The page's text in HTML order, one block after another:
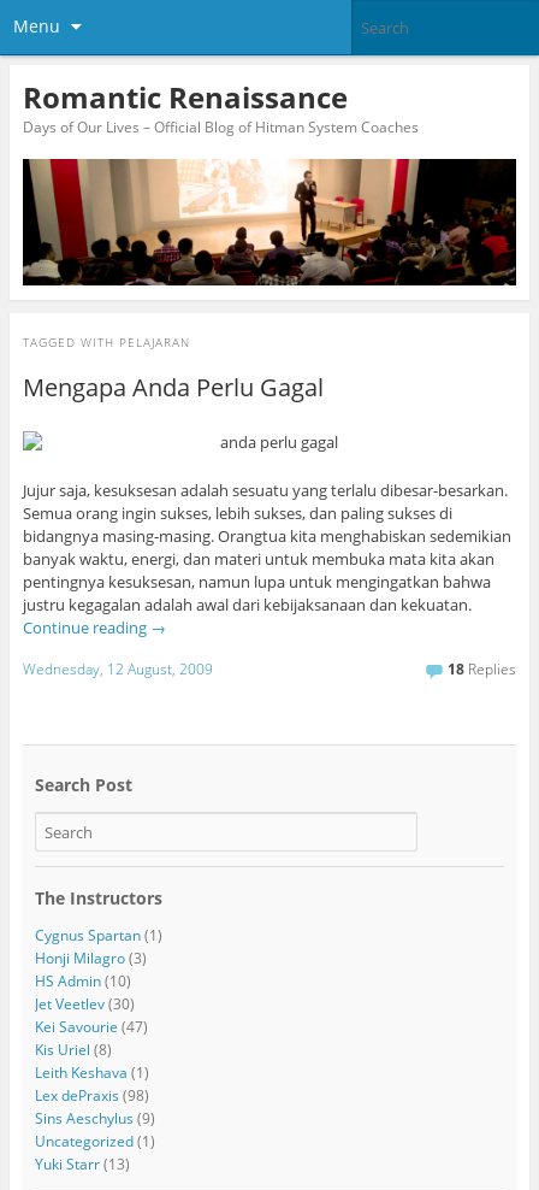
Menu
Romantic Renaissance
Days of Our Lives – Official Blog of Hitman System Coaches
TAGGED WITH PELAJARAN
Mengapa Anda Perlu Gagal
Jujur saja, kesuksesan adalah sesuatu yang terlalu dibesar-besarkan.
Semua orang ingin sukses, lebih sukses, dan paling sukses di
bidangnya masing-masing. Orangtua kita menghabiskan sedemikian
banyak waktu, energi, dan materi untuk membuka mata kita akan
pentingnya kesuksesan, namun lupa untuk mengingatkan bahwa
justru kegagalan adalah awal dari kebijaksanaan dan kekuatan.
Continue reading →
Wednesday, 12 August, 2009 18 Replies
Search Post
The Instructors
Cygnus Spartan(1)
Honji Milagro(3)
HS Admin(10)
Jet Veetlev(30)
Kei Savourie (47)
Kis Uriel (8)
Leith Keshava (1)
Lex dePraxis (98)
Sins Aeschylus (9)
Uncategorized(1)
Yuki Starr(13)